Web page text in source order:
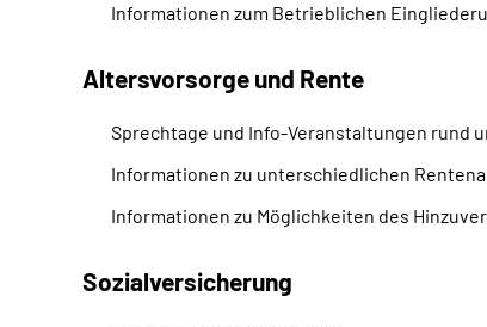
Informationen zum Betrieblichen
Altersvorsorge und Rente
Sprechtage und Info-Veranstaltungen rund
Informationen zu unterschiedlichen
Informationen zu Möglichkeiten des
Sozialversicherung